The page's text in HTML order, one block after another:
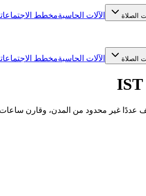
الصلاة الآلات الحاسبةمخطط الاجتماعات
الصلاة الآلات الحاسبةمخطط الاجتماعات
IST
عددًا غير محدود من المدن، وقارن ساعات